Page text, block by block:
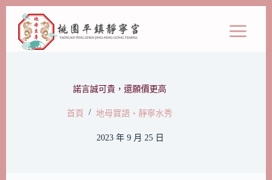
諾言誠可貴，還願價更高
首頁 / 地母寶語‧靜寧水秀
2023 年 9 月 25 日